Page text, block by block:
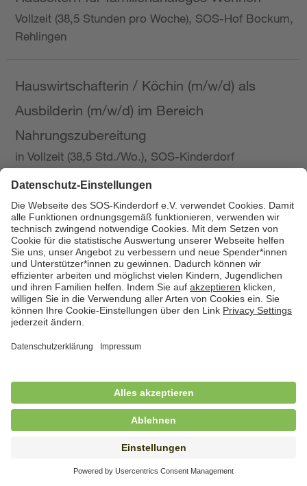
Vollzeit (38,5 Stunden pro Woche), SOS-Hof Bockum,
Rehlingen
Hauswirtschafterin / Köchin (m/w/d) als
Ausbilderin (m/w/d) im Bereich
Nahrungszubereitung
in Vollzeit (38,5 Std./Wo.), SOS-Kinderdorf
Hauswirtschaftskraft (m/w/d)
in Teilzeit (mind. 20 - max. 30 Std./.Wo.), SOS-
Kinderdorf Essen, Essen
Hauswirtschaftskraft (m/w/d)
Kinderdorf Dortmund, Hagen
Hauswirtschaftskraft (m/w/d) für
in unbefristeter Anstellung, Teilzeit (19,25 Std./Wo.),